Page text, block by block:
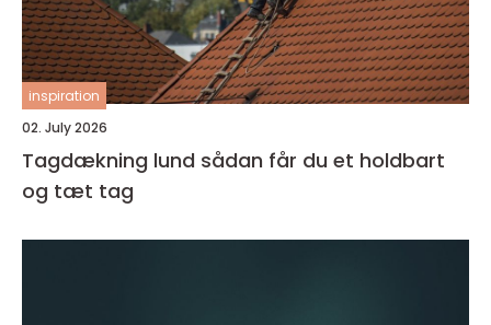
inspiration
02. July 2026
Tagdækning lund sådan får du et holdbart
og tæt tag